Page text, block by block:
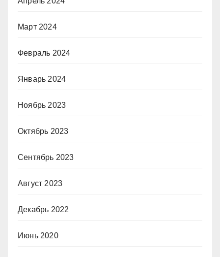
Март 2024
Февраль 2024
Январь 2024
Ноябрь 2023
Октябрь 2023
Сентябрь 2023
Август 2023
Декабрь 2022
Июнь 2020